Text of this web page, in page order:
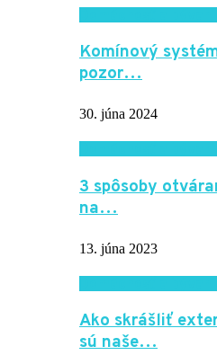
Komínový
pozor…
30. júna 2024
3 spôsoby
na…
13. júna 2023
Ako skrášliť
sú naše…